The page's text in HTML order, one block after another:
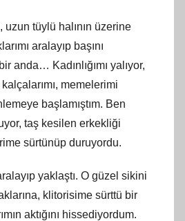
uzun tüylü halının üzerine
aralayıp başını
anda… Kadınlığımı yalıyor,
memelerimi
başlamıştım. Ben
taş kesilen erkekliği
sürtünüp duruyordu.
yaklaştı. O güzel sikini
klitorisime sürttü bir
aktığını hissediyordum.